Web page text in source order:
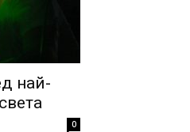
най-
0